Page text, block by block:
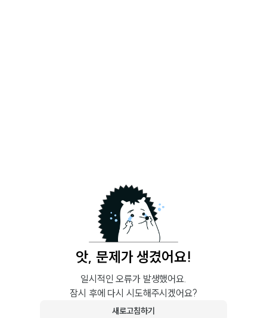
앗, 문제가 생겼어요!
일시적인 오류가 발생했어요.
잠시 후에 다시 시도해주시겠어요?
새로고침하기